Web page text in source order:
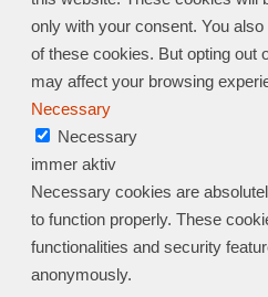
only with your consent. You
of these cookies. But opting out
may affect your browsing
Necessary
Necessary
immer aktiv
Necessary cookies are
to function properly. These
functionalities and security
anonymously.